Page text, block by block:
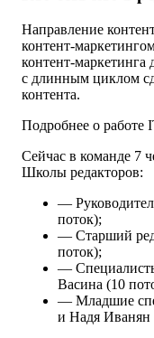
Направление
контент-
контент-
с длинным циклом
контента.
Подробнее о
Сейчас в команде 7
Школы редакторов:
—
поток);
— Старший
поток);
—
Васина (10
— Младшие
и Надя Иванян